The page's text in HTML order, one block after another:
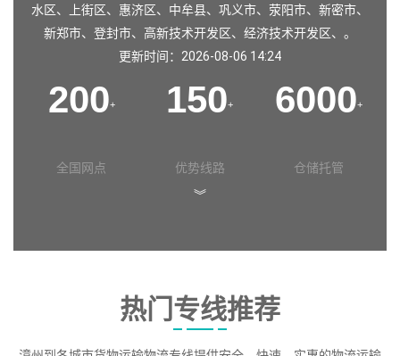
水区、 上街区、 惠济区、 中牟县、 巩义市、 荥阳市、 新密市、
新郑市、 登封市、 高新技术开发区、 经济技术开发区、。
更新时间：2026-08-06 14:24
200+
全国网点
150+
优势线路
6000+
仓储托管
︾
热门专线推荐